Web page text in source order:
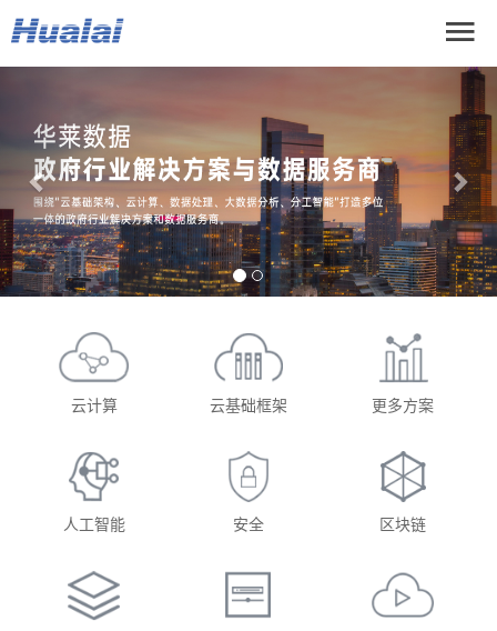
云计算 云基础框架 更多方案
人工智能 安全 区块链